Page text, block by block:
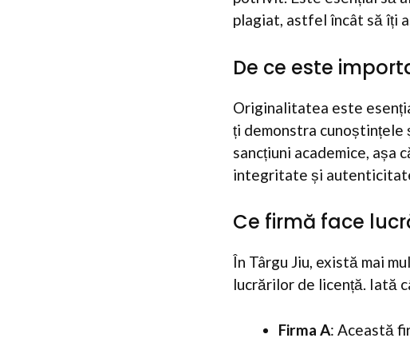
plagiat, astfel încât să îți
De ce este
Originalitatea este
ți demonstra cunoștințele
sancțiuni academice, așa
integritate și
Ce firmă face
În Târgu Jiu, există mai
lucrărilor de licență. Iată
Firma A: Această